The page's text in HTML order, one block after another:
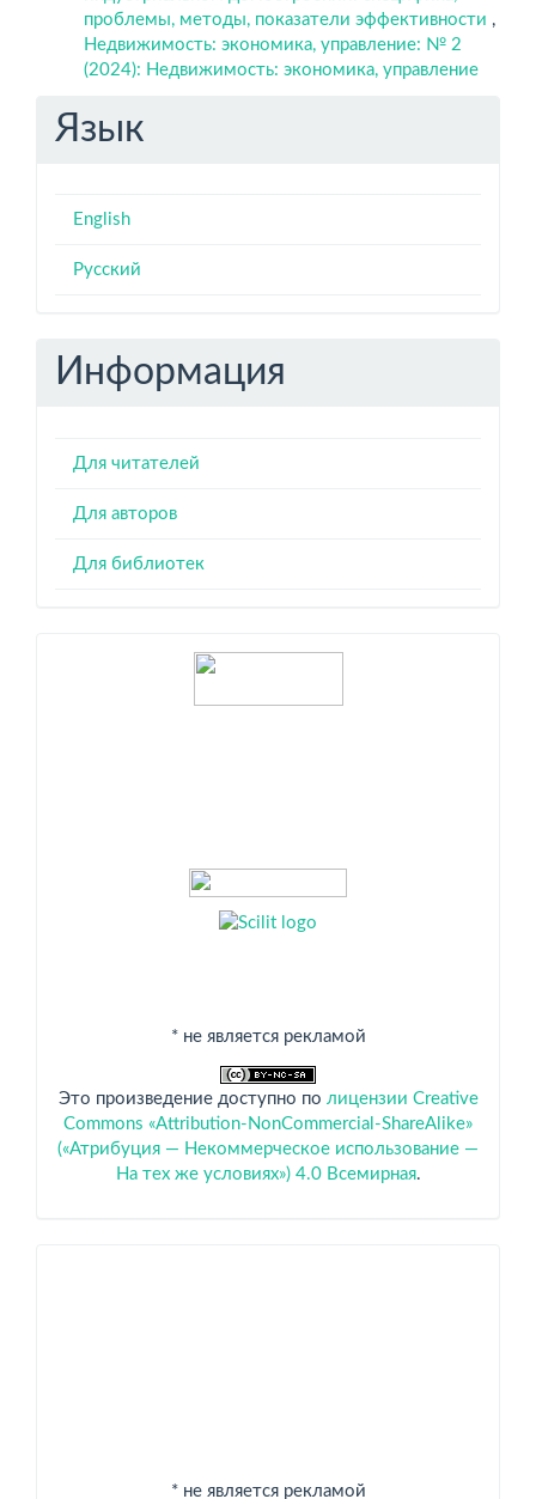
проблемы, методы, показатели эффективности ,
Недвижимость: экономика, управление: № 2
(2024): Недвижимость: экономика, управление
Язык
English
Русский
Информация
Для читателей
Для авторов
Для библиотек
Индексация
* не является рекламой
Это произведение доступно по лицензии Creative
Commons «Attribution-NonCommercial-ShareAlike»
(«Атрибуция — Некоммерческое использование —
На тех же условиях») 4.0 Всемирная.
* не является рекламой